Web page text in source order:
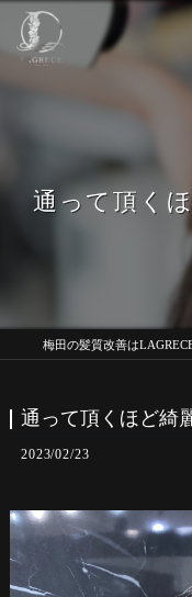
通って頂く
通って頂くほど綺
2023/02/23